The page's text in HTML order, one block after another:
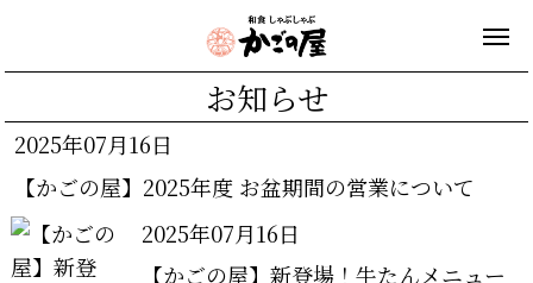
お知らせ
2025年07月16日
【かごの屋】2025年度 お盆期間の営業について
2025年07月16日
【かごの屋】新登場！牛たんメニュー